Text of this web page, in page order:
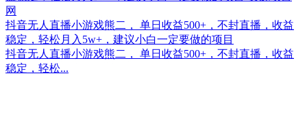
抖音无人直播小游戏熊二， 单日收益500+，不封直播，收益
稳定，轻松月入5w+，建议小白一定要做的项目
抖音无人直播小游戏熊二， 单日收益500+，不封直播，收益
稳定，轻松...